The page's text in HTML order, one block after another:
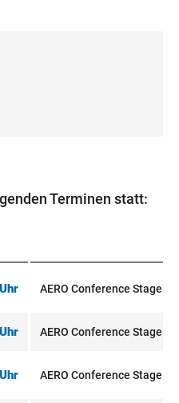
Terminen statt:
AERO Conference Stage
AERO Conference Stage
AERO Conference Stage